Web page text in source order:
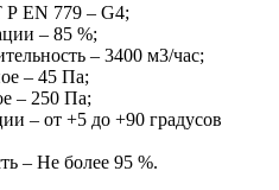
EN 779 – G4;
– 85 %;
– 3400 м3/час;
– 45 Па;
– 250 Па;
– от +5 до +90 градусов
– Не более 95 %.